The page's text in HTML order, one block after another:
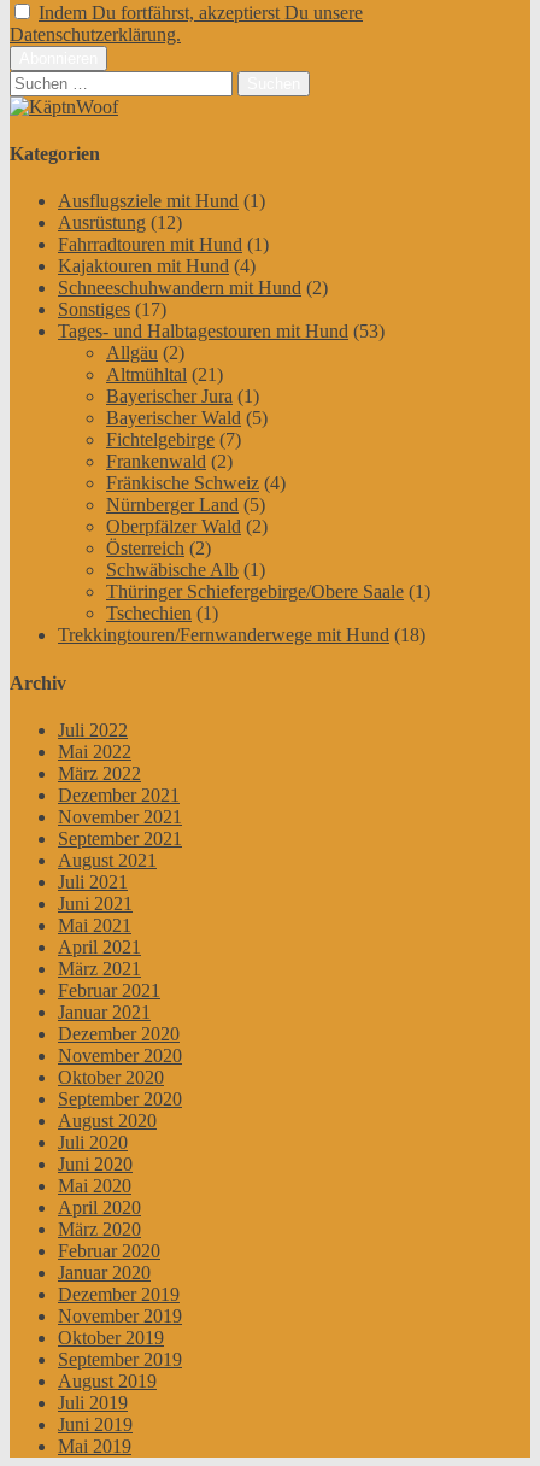
Indem Du fortfährst, akzeptierst Du unsere
Datenschutzerklärung.
Suchen
nach:
Kategorien
Ausflugsziele mit Hund (1)
Ausrüstung (12)
Fahrradtouren mit Hund (1)
Kajaktouren mit Hund (4)
Schneeschuhwandern mit Hund (2)
Sonstiges (17)
Tages- und Halbtagestouren mit Hund (53)
Allgäu (2)
Altmühltal (21)
Bayerischer Jura (1)
Bayerischer Wald (5)
Fichtelgebirge (7)
Frankenwald (2)
Fränkische Schweiz (4)
Nürnberger Land (5)
Oberpfälzer Wald (2)
Österreich (2)
Schwäbische Alb (1)
Thüringer Schiefergebirge/Obere Saale (1)
Tschechien (1)
Trekkingtouren/Fernwanderwege mit Hund (18)
Archiv
Juli 2022
Mai 2022
März 2022
Dezember 2021
November 2021
September 2021
August 2021
Juli 2021
Juni 2021
Mai 2021
April 2021
März 2021
Februar 2021
Januar 2021
Dezember 2020
November 2020
Oktober 2020
September 2020
August 2020
Juli 2020
Juni 2020
Mai 2020
April 2020
März 2020
Februar 2020
Januar 2020
Dezember 2019
November 2019
Oktober 2019
September 2019
August 2019
Juli 2019
Juni 2019
Mai 2019